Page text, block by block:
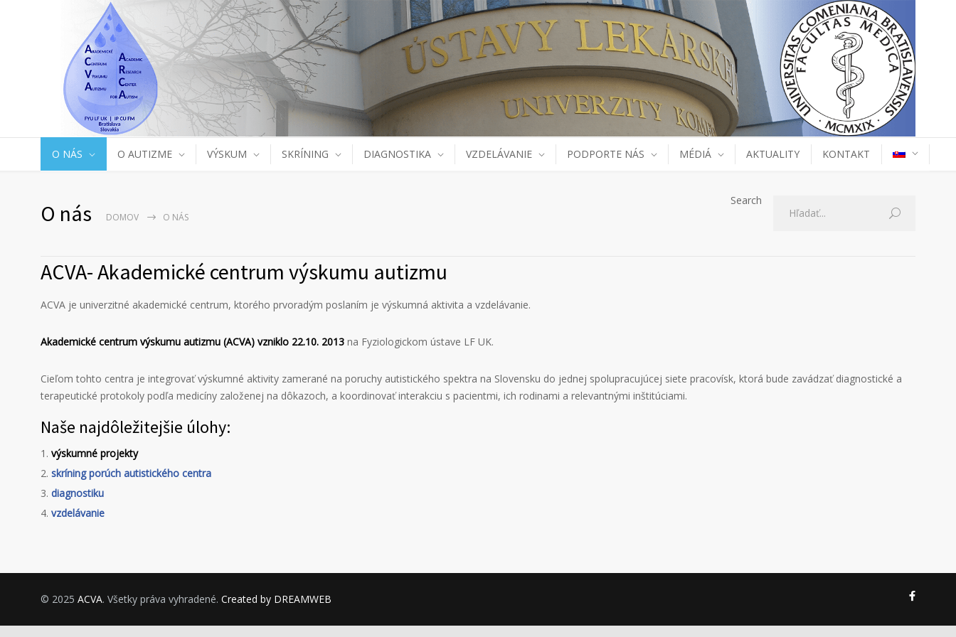
O NÁS O AUTIZME VÝSKUM SKRÍNING DIAGNOSTIKA VZDELÁVANIE PODPORTE NÁS MÉDIÁ AKTUALITY KONTAKT
O nás DOMOV O NÁS
Search
ACVA- Akademické centrum výskumu autizmu
ACVA je univerzitné akademické centrum, ktorého prvoradým poslaním je výskumná aktivita a vzdelávanie.
Akademické centrum výskumu autizmu (ACVA) vzniklo 22.10. 2013 na Fyziologickom ústave LF UK.
Cieľom tohto centra je integrovať výskumné aktivity zamerané na poruchy autistického spektra na Slovensku do jednej spolupracujúcej siete pracovísk, ktorá bude zavádzať diagnostické a
terapeutické protokoly podľa medicíny založenej na dôkazoch, a koordinovať interakciu s pacientmi, ich rodinami a relevantnými inštitúciami.
Naše najdôležitejšie úlohy:
výskumné projekty
skríning porúch autistického centra
diagnostiku
vzdelávanie
© 2025 ACVA. Všetky práva vyhradené. Created by DREAMWEB